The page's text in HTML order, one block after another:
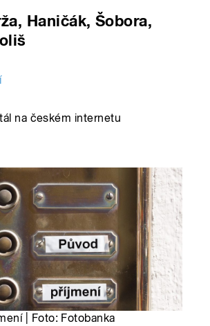
Haničák, Šobora,
na českém internetu
| Foto: Fotobanka